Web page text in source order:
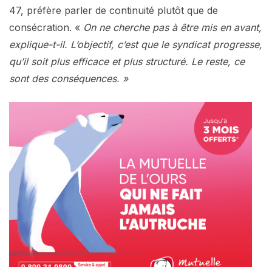
47, préfère parler de continuité plutôt que de
consécration. « On ne cherche pas à être mis en avant,
explique-t-il. L’objectif, c’est que le syndicat progresse,
qu’il soit plus efficace et plus structuré. Le reste, ce
sont des conséquences. »